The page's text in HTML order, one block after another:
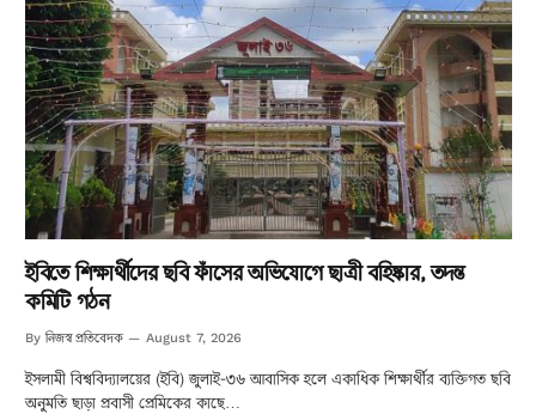
ইবিতে শিক্ষার্থীদের ছবি ফাঁসের অভিযোগে ছাত্রী বহিষ্কার, তদন্ত
কমিটি গঠন
By নিজস্ব প্রতিবেদক August 7, 2026
ইসলামী বিশ্ববিদ্যালয়ের (ইবি) জুলাই-৩৬ আবাসিক হলে একাধিক শিক্ষার্থীর ব্যক্তিগত ছবি
অনুমতি ছাড়া প্রবাসী প্রেমিকের কাছে…